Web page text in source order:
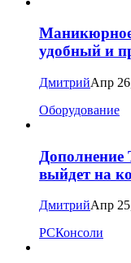
Маникюрное
удобный и
ДмитрийАпр
Оборудование
Дополнение
выйдет на
ДмитрийАпр
PCКонсоли